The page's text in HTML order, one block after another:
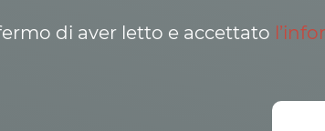
di aver letto e accettato